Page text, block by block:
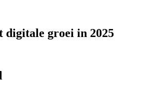
digitale groei in 2025